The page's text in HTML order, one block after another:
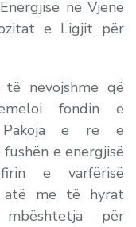
në Vjenë
e Ligjit për
nevojshme që
fondin e
Pakoja e re e
e energjisë
e varfërisë
atë me të hyrat
për